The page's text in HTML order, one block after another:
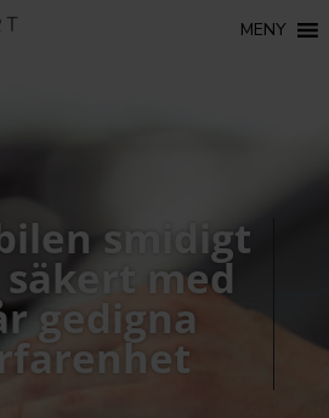
MENY
smidigt
med
gedigna